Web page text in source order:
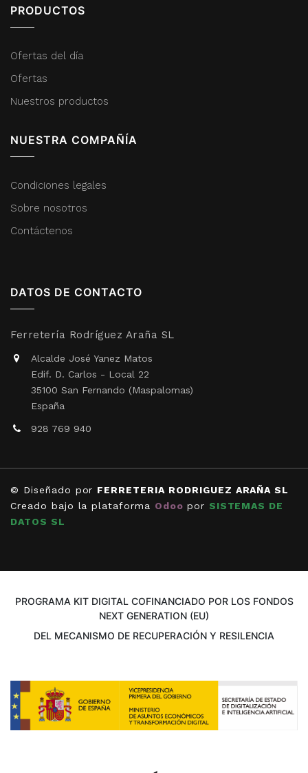
PRODUCTOS
Ofertas del día
Ofertas
Nuestros productos
NUESTRA COMPAÑÍA
Condiciones legales
Sobre nosotros
Contáctenos
DATOS DE CONTACTO
Ferretería Rodríguez Araña SL
Alcalde José Yanez Matos
Edif. D. Carlos - Local 22
35100 San Fernando (Maspalomas)
España
928 769 940
© Diseñado por FERRETERIA RODRIGUEZ ARAÑA SL
Creado bajo la plataforma Odoo por SISTEMAS DE
DATOS SL
PROGRAMA KIT DIGITAL COFINANCIADO POR LOS FONDOS
NEXT GENERATION (EU)
DEL MECANISMO DE RECUPERACIÓN Y RESILENCIA